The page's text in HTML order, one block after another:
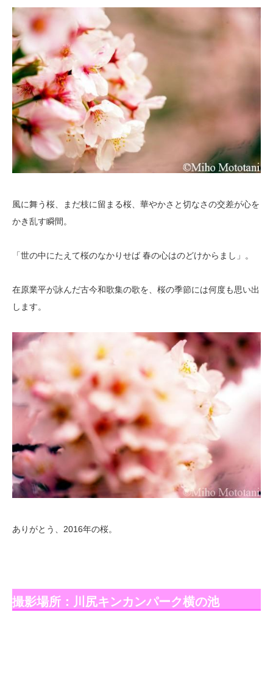
風に舞う桜、まだ枝に留まる桜、華やかさと切なさの交差が心を
かき乱す瞬間。
「世の中にたえて桜のなかりせば 春の心はのどけからまし」。
在原業平が詠んだ古今和歌集の歌を、桜の季節には何度も思い出
します。
ありがとう、2016年の桜。
撮影場所：川尻キンカンパーク横の池